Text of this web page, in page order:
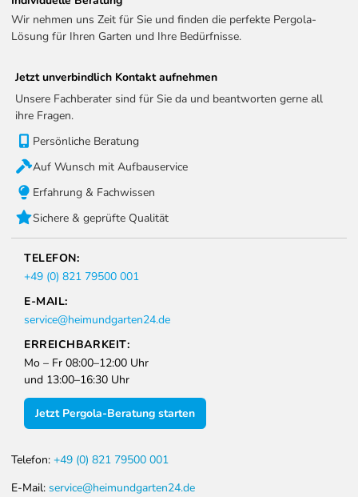
Wir nehmen uns Zeit für Sie und finden die perfekte Pergola-
Lösung für Ihren Garten und Ihre Bedürfnisse.
Jetzt unverbindlich Kontakt aufnehmen
Unsere Fachberater sind für Sie da und beantworten gerne all
ihre Fragen.
Persönliche Beratung
Auf Wunsch mit Aufbauservice
Erfahrung & Fachwissen
Sichere & geprüfte Qualität
TELEFON:
+49 (0) 821 79500 001
E-MAIL:
service@heimundgarten24.de
ERREICHBARKEIT:
Mo – Fr 08:00–12:00 Uhr
und 13:00–16:30 Uhr
Jetzt Pergola-Beratung starten
Telefon: +49 (0) 821 79500 001
E-Mail: service@heimundgarten24.de